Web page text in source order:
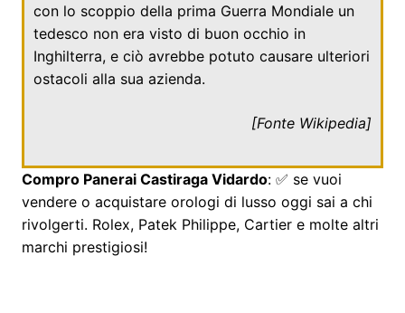
con lo scoppio della prima Guerra Mondiale un
tedesco non era visto di buon occhio in
Inghilterra, e ciò avrebbe potuto causare ulteriori
ostacoli alla sua azienda.
[Fonte Wikipedia]
Compro Panerai Castiraga Vidardo: ✅ se vuoi
vendere o acquistare orologi di lusso oggi sai a chi
rivolgerti. Rolex, Patek Philippe, Cartier e molte altri
marchi prestigiosi!